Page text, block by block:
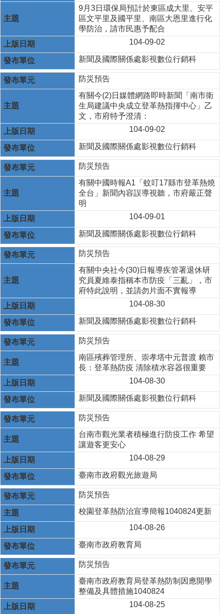
9月3日環保局預計於東區成大里、安平
區文平里及國平里、南區大恩里進行化
學防治，請市民惠予配合
104-09-02
新聞及國際關係處影視數位行銷科
防災預告
有關今(2)日媒體網路即時新聞「南市衛
生局建議中央成立登革熱指揮中心」乙
文，市府特予澄清：
104-09-02
新聞及國際關係處影視數位行銷科
防災預告
有關中國時報A1「蚊叮17縣市登革熱燒
全台」新聞內容誤導視聽，市府嚴正聲
明
104-09-01
新聞及國際關係處影視數位行銷科
防災預告
有關中央社今(30)日報導疾管署退休研
究員夏維泰指稱本市防疫「三亂」，市
府特此說明，並請勿片面不實報導
104-08-30
新聞及國際關係處影視數位行銷科
防災預告
南區殯葬管理所、崇孝塔中元普渡 賴市
長：登革熱防疫 清除積水容器很重要
104-08-30
新聞及國際關係處影視數位行銷科
防災預告
台南市觀光業者積極進行防疫工作 希望
讓遊客更安心
104-08-29
臺南市政府觀光旅遊局
防災預告
校園登革熱 防治宣導簡報1040824更新
104-08-26
臺南市政府教育局
防災預告
臺南市政府教育局登革熱防制因應開學
整備及具體措施1040824
104-08-25